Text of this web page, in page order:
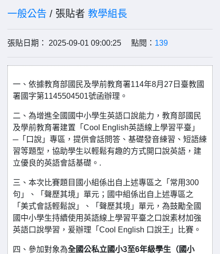
一般公告 / 張貼者 教學組長
張貼日期： 2025-09-01 09:00:25 點閱： 139
一、依據教育部國民及學前教育署114年8月27日臺教國
署國字第1145504501號函辦理。
二、為增進全國國中小學生英語口說能力，教育部國民
及學前教育署建置「Cool English英語線上學習平臺」
─「口說」專區，提供會話問答、基礎發音練習、短語練
習等題型，協助學生以輕鬆有趣的方式開口說英語，建
立優良的英語會話基礎。.
三、本次比賽題目國小組係出自上述專區之「常用300
句」、「聲歷其境」單元；國中組係出自上述專區之
「美式會話輕鬆說」、「聲歷其境」單元，為鼓勵全國
國中小學生持續使用英語線上學習平臺之口說素材加強
英語口說學習，爰辦理「Cool English 口說王」比賽。
四、參加對象為全國公私立國小3至6年級學生（國小